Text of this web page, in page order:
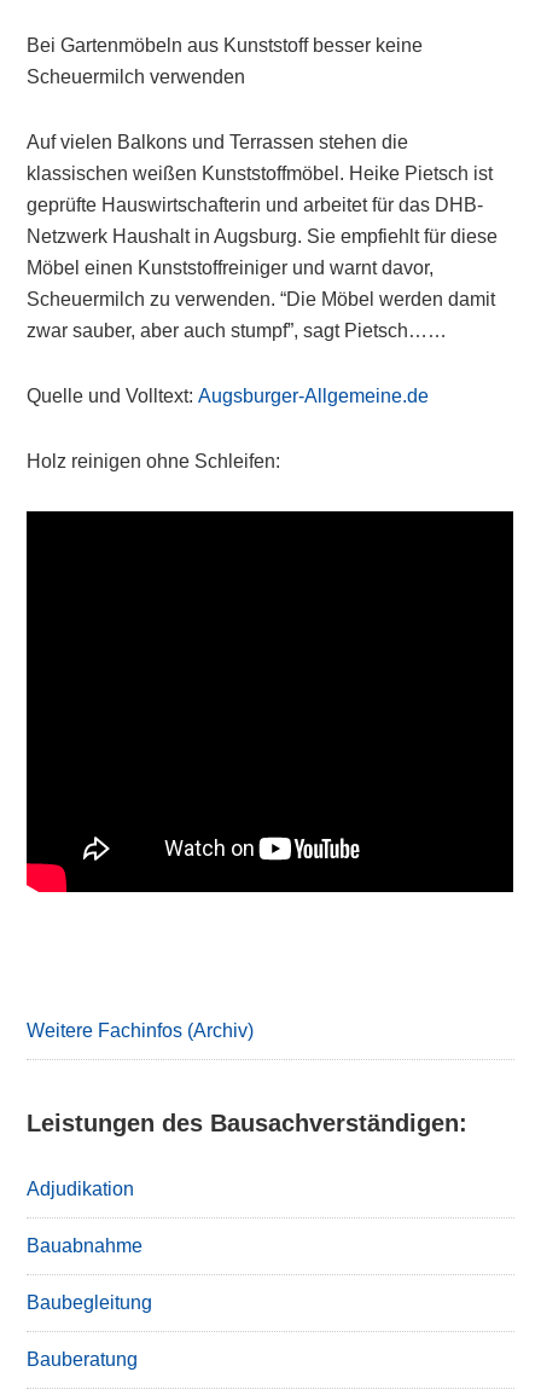
Bei Gartenmöbeln aus Kunststoff besser keine
Scheuermilch verwenden
Auf vielen Balkons und Terrassen stehen die
klassischen weißen Kunststoffmöbel. Heike Pietsch ist
geprüfte Hauswirtschafterin und arbeitet für das DHB-
Netzwerk Haushalt in Augsburg. Sie empfiehlt für diese
Möbel einen Kunststoffreiniger und warnt davor,
Scheuermilch zu verwenden. “Die Möbel werden damit
zwar sauber, aber auch stumpf”, sagt Pietsch……
Quelle und Volltext:Augsburger-Allgemeine.de
Holz reinigen ohne Schleifen:
Weitere Fachinfos (Archiv)
Leistungen des Bausachverständigen:
Adjudikation
Bauabnahme
Baubegleitung
Bauberatung